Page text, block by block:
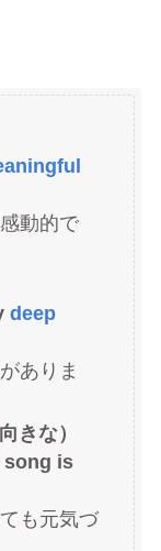
動的で
deep
ありま
きな）
song is
も元気づ